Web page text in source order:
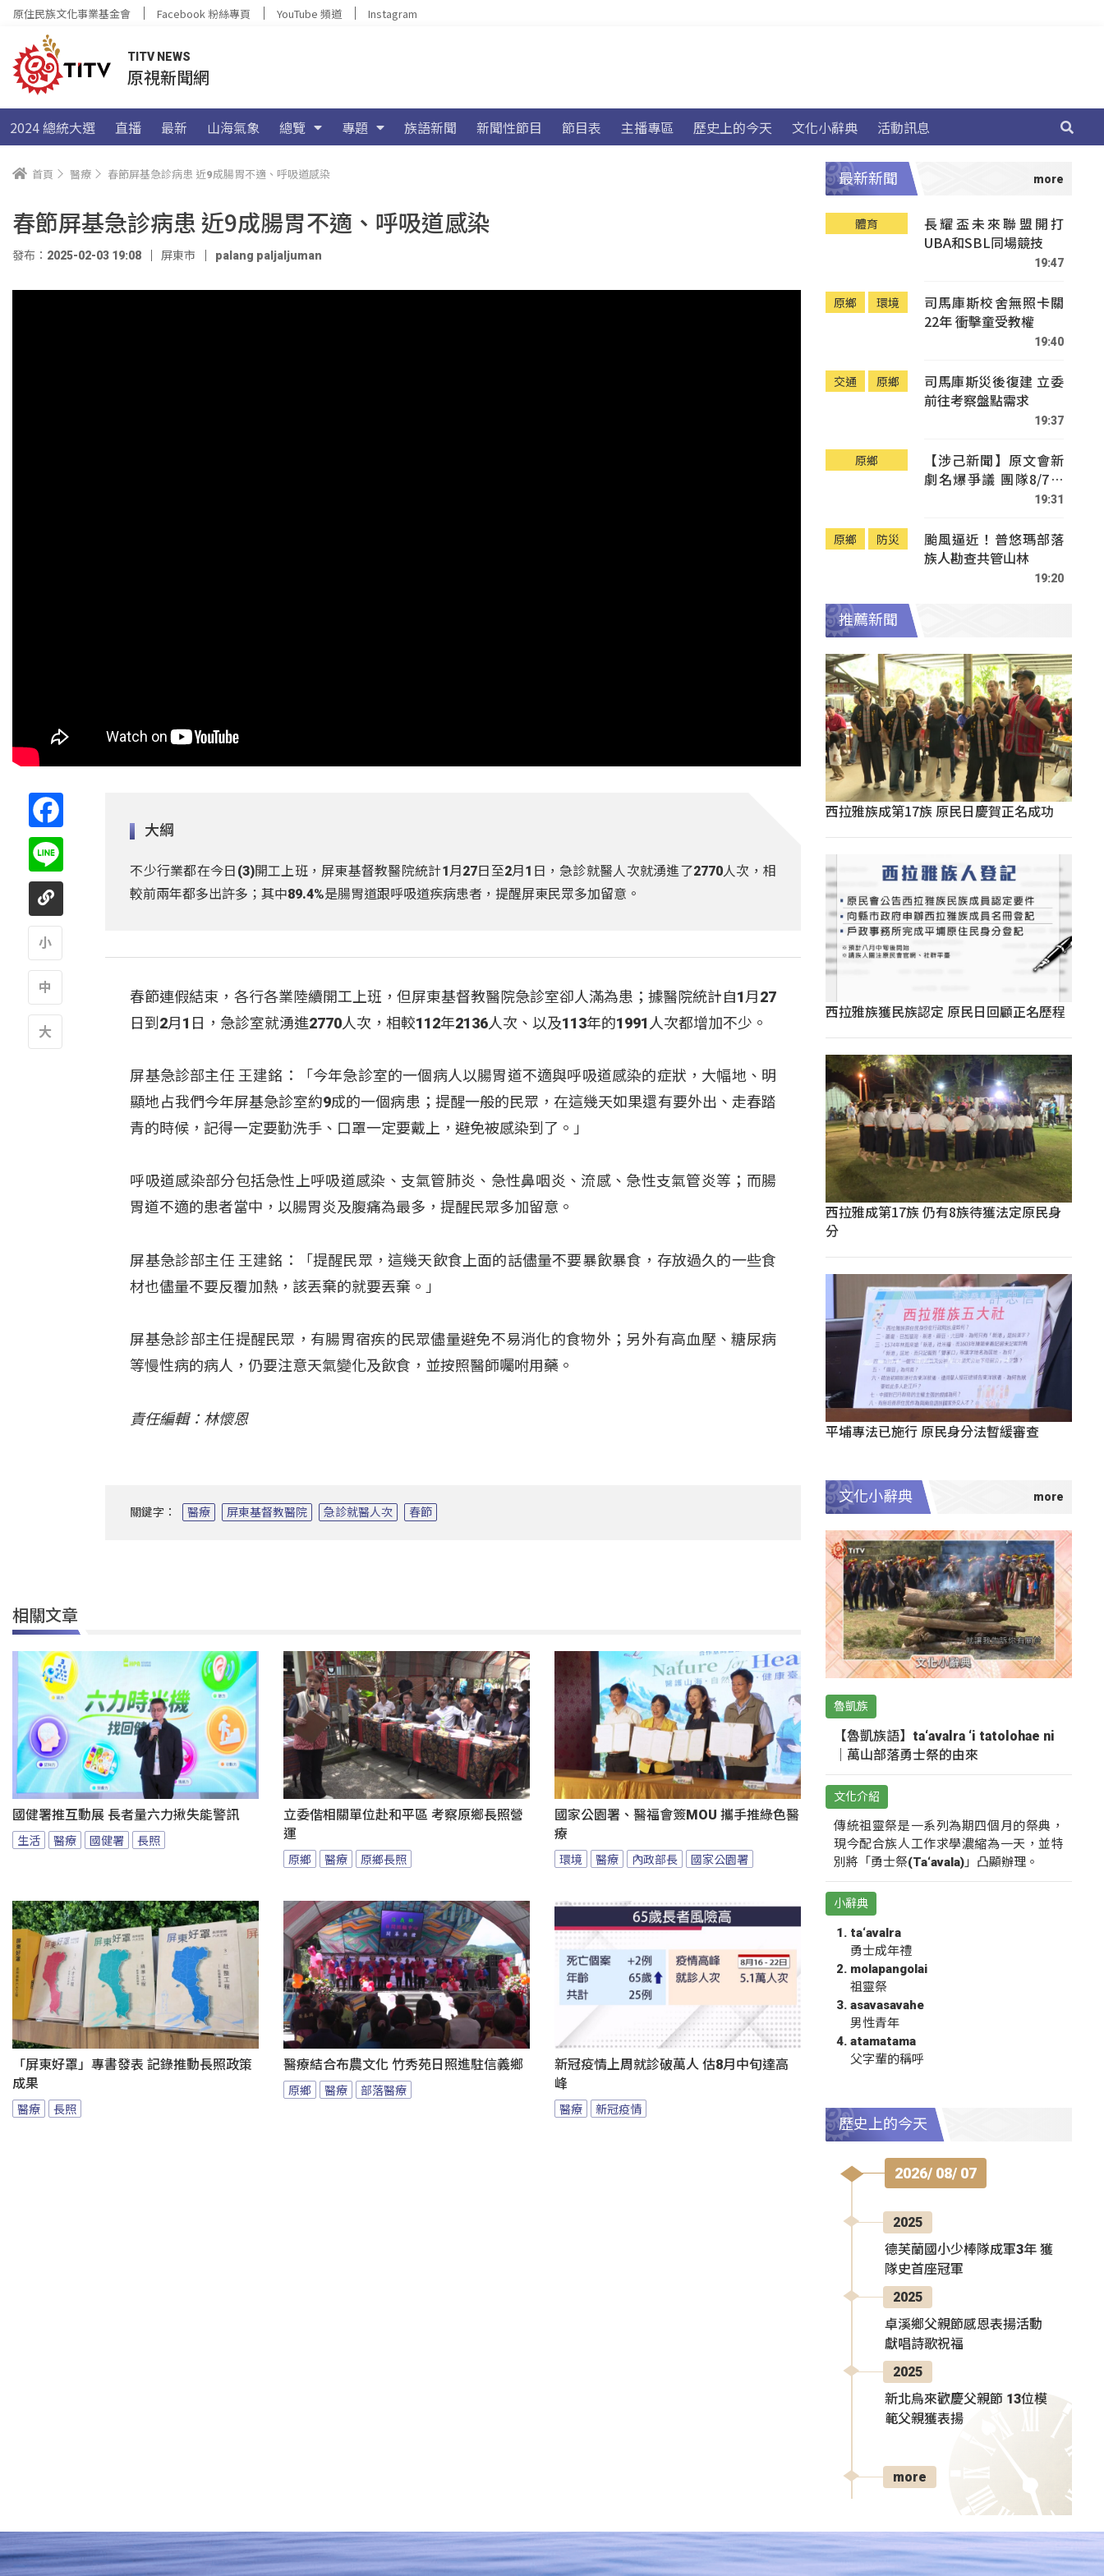
原住民族文化事業基金會 Facebook 粉絲專頁 YouTube 頻道 Instagram
TITV NEWS
原視新聞網
2024 總統大選 直播 最新 山海氣象 總覽 專題 族語新聞 新聞性節目 節目表 主播專區 歷史上的今天 文化小辭典 活動訊息
首頁 醫療 春節屏基急診病患 近9成腸胃不適、呼吸道感染
春節屏基急診病患 近9成腸胃不適、呼吸道感染
發布：2025-02-03 19:08 屏東市 palang paljaljuman
大綱
不少行業都在今日(3)開工上班，屏東基督教醫院統計1月27日至2月1日，急診就醫人次就湧進了2770人次，相
較前兩年都多出許多；其中89.4%是腸胃道跟呼吸道疾病患者，提醒屏東民眾多加留意。
春節連假結束，各行各業陸續開工上班，但屏東基督教醫院急診室卻人滿為患；據醫院統計自1月27
日到2月1日，急診室就湧進2770人次，相較112年2136人次、以及113年的1991人次都增加不少。
屏基急診部主任 王建銘：「今年急診室的一個病人以腸胃道不適與呼吸道感染的症狀，大幅地、明
顯地占我們今年屏基急診室約9成的一個病患；提醒一般的民眾，在這幾天如果還有要外出、走春踏
青的時候，記得一定要勤洗手、口罩一定要戴上，避免被感染到了。」
呼吸道感染部分包括急性上呼吸道感染、支氣管肺炎、急性鼻咽炎、流感、急性支氣管炎等；而腸
胃道不適的患者當中，以腸胃炎及腹痛為最多，提醒民眾多加留意。
屏基急診部主任 王建銘：「提醒民眾，這幾天飲食上面的話儘量不要暴飲暴食，存放過久的一些食
材也儘量不要反覆加熱，該丟棄的就要丟棄。」
屏基急診部主任提醒民眾，有腸胃宿疾的民眾儘量避免不易消化的食物外；另外有高血壓、糖尿病
等慢性病的病人，仍要注意天氣變化及飲食，並按照醫師囑咐用藥。
責任編輯：林懷恩
關鍵字： 醫療 屏東基督教醫院 急診就醫人次 春節
相關文章
國健署推互動展 長者量六力揪失能警訊
生活 醫療 國健署 長照
立委偕相關單位赴和平區 考察原鄉長照營
運
原鄉 醫療 原鄉長照
國家公園署、醫福會簽MOU 攜手推綠色醫
療
環境 醫療 內政部長 國家公園署
「屏東好罩」專書發表 記錄推動長照政策
成果
醫療 長照
醫療結合布農文化 竹秀苑日照進駐信義鄉
原鄉 醫療 部落醫療
新冠疫情上周就診破萬人 估8月中旬達高
峰
醫療 新冠疫情
最新新聞
體育
長耀盃未來聯盟開打
UBA和SBL同場競技
19:47
原鄉 環境
司馬庫斯校舍無照卡關
22年 衝擊童受教權
19:40
交通 原鄉
司馬庫斯災後復建 立委
前往考察盤點需求
19:37
原鄉
【涉己新聞】原文會新
劇名爆爭議 團隊8/7赴
19:31
原鄉 防災
颱風逼近！普悠瑪部落
族人勘查共管山林
19:20
推薦新聞
西拉雅族成第17族 原民日慶賀正名成功
西拉雅族獲民族認定 原民日回顧正名歷程
西拉雅成第17族 仍有8族待獲法定原民身
分
平埔專法已施行 原民身分法暫緩審查
文化小辭典
魯凱族
【魯凱族語】ta‘avalra ‘i tatolohae ni
｜萬山部落勇士祭的由來
文化介紹
傳統祖靈祭是一系列為期四個月的祭典，
現今配合族人工作求學濃縮為一天，並特
別將「勇士祭(Ta‘avala)」凸顯辦理。
小辭典
ta‘avalra
勇士成年禮
molapangolai
祖靈祭
asavasavahe
男性青年
atamatama
父字輩的稱呼
歷史上的今天
2026/ 08/ 07
2025
德芙蘭國小少棒隊成軍3年 獲
隊史首座冠軍
2025
卓溪鄉父親節感恩表揚活動
獻唱詩歌祝福
2025
新北烏來歡慶父親節 13位模
範父親獲表揚
more